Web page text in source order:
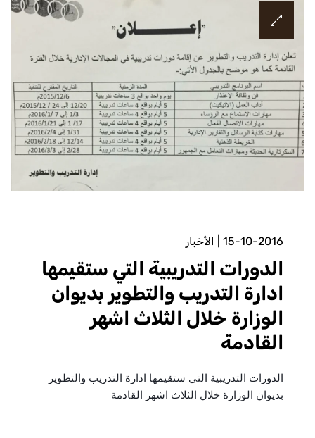
15-10-2016 الأخبار
الدورات التدريبية التي ستقيمها
ادارة التدريب والتطوير بديوان
الوزارة خلال الثلاث اشهر
القادمة
الدورات التدريبية التي ستقيمها ادارة التدريب والتطوير
بديوان الوزارة خلال الثلاث اشهر القادمة